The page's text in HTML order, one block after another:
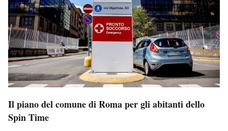
Il piano del comune di Roma per gli abitanti dello
Spin Time